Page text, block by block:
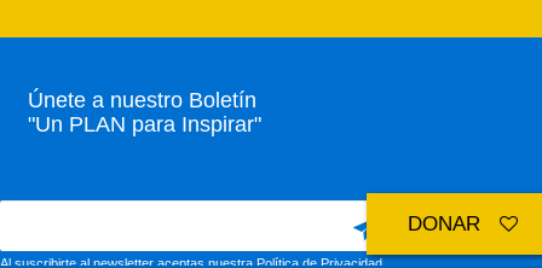
Únete a nuestro Boletín
"Un PLAN para Inspirar"
Al suscribirte al newsletter aceptas nuestraPolítica de Privacidad
DONAR